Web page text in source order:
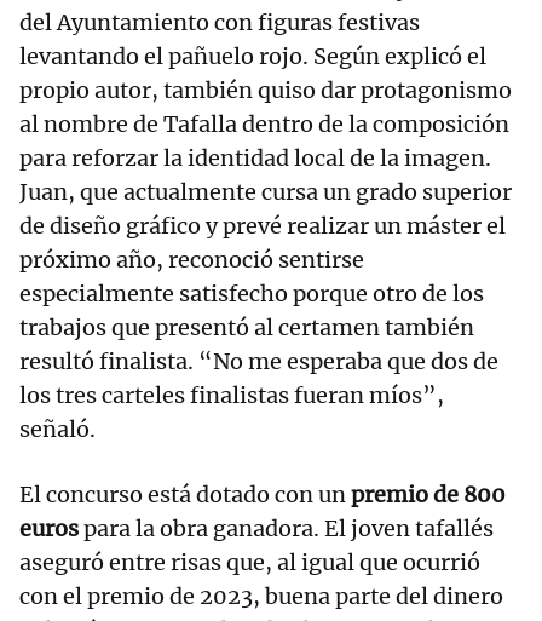
del Ayuntamiento con figuras festivas
levantando el pañuelo rojo. Según explicó el
propio autor, también quiso dar protagonismo
al nombre de Tafalla dentro de la composición
para reforzar la identidad local de la imagen.
Juan, que actualmente cursa un grado superior
de diseño gráfico y prevé realizar un máster el
próximo año, reconoció sentirse
especialmente satisfecho porque otro de los
trabajos que presentó al certamen también
resultó finalista. “No me esperaba que dos de
los tres carteles finalistas fueran míos”,
señaló.
El concurso está dotado con unpremio de 800
eurospara la obra ganadora. El joven tafallés
aseguró entre risas que, al igual que ocurrió
con el premio de 2023, buena parte del dinero